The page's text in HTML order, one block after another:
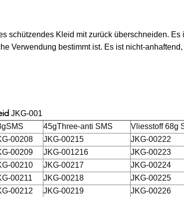
schützendes Kleid mit zurück überschneiden.
Verwendung bestimmt ist. Es ist nicht-
JKG-001
45gThree-anti SMS
Vliesstoff 68g
00208 JKG-00215
JKG-00222
00209 JKG-001216
JKG-00223
00210 JKG-00217
JKG-00224
00211 JKG-00218
JKG-00225
00212 JKG-00219
JKG-00226